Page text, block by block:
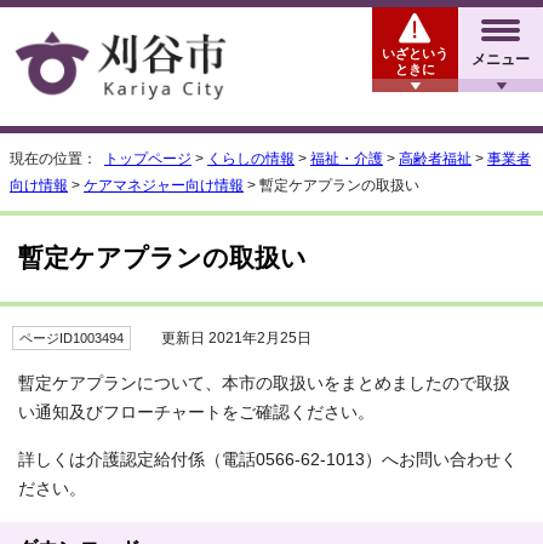
メニュー
いざという
ときに
現在の位置： トップページ > くらしの情報 > 福祉・介護 > 高齢者福祉 > 事業者
向け情報 > ケアマネジャー向け情報 > 暫定ケアプランの取扱い
暫定ケアプランの取扱い
ページID1003494 更新日 2021年2月25日
暫定ケアプランについて、本市の取扱いをまとめましたので取扱
い通知及びフローチャートをご確認ください。
詳しくは介護認定給付係（電話0566-62-1013）へお問い合わせく
ださい。